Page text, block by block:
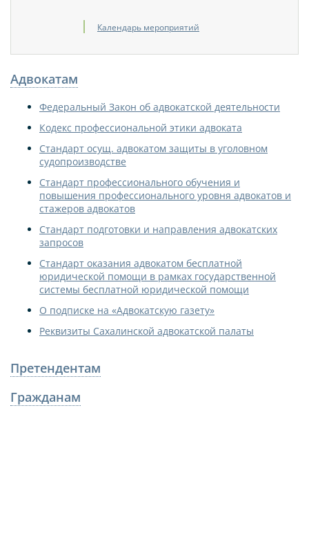
Календарь мероприятий
Адвокатам
Федеральный Закон об адвокатской деятельности
Кодекс профессиональной этики адвоката
Стандарт осущ. адвокатом защиты в уголовном
судопроизводстве
Стандарт профессионального обучения и
повышения профессионального уровня адвокатов и
стажеров адвокатов
Стандарт подготовки и направления адвокатских
запросов
Стандарт оказания адвокатом бесплатной
юридической помощи в рамках государственной
системы бесплатной юридической помощи
О подписке на «Адвокатскую газету»
Реквизиты Сахалинской адвокатской палаты
Претендентам
Гражданам